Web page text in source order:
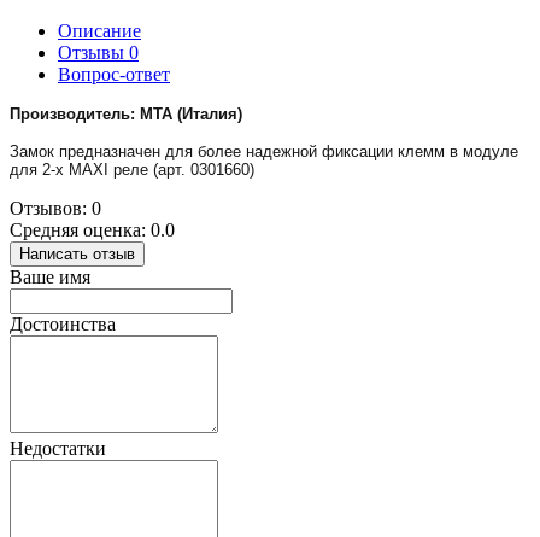
Описание
Отзывы 0
Вопрос-ответ
Производитель: МТА (Италия)
Замок предназначен для более надежной фиксации клемм в модуле
для 2-х MAXI реле (арт. 0301660)
Отзывов: 0
Средняя оценка: 0.0
Написать отзыв
Ваше имя
Достоинства
Недостатки